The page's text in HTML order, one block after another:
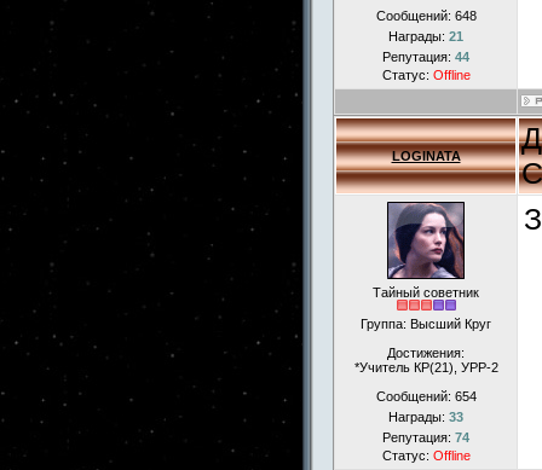
Сообщений: 648
Награды: 21
Репутация: 44
Статус: Offline
LOGINATA
Тайный советник
Группа: Высший Круг
Достижения:
*Учитель КР(21), УРР-2
Сообщений: 654
Награды: 33
Репутация: 74
Статус: Offline